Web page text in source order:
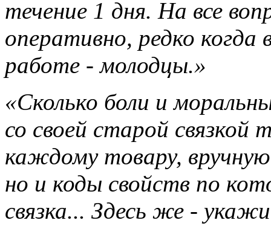
течение 1 дня. На все
оперативно, редко
работе - молодцы.»
«Сколько боли и
со своей старой связкой
каждому товару,
но и коды свойств по
связка... Здесь же -